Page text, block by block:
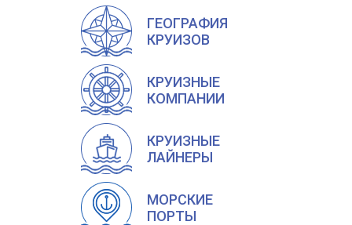
ГЕОГРАФИЯ
КРУИЗОВ
КРУИЗНЫЕ
КОМПАНИИ
КРУИЗНЫЕ
ЛАЙНЕРЫ
МОРСКИЕ
ПОРТЫ